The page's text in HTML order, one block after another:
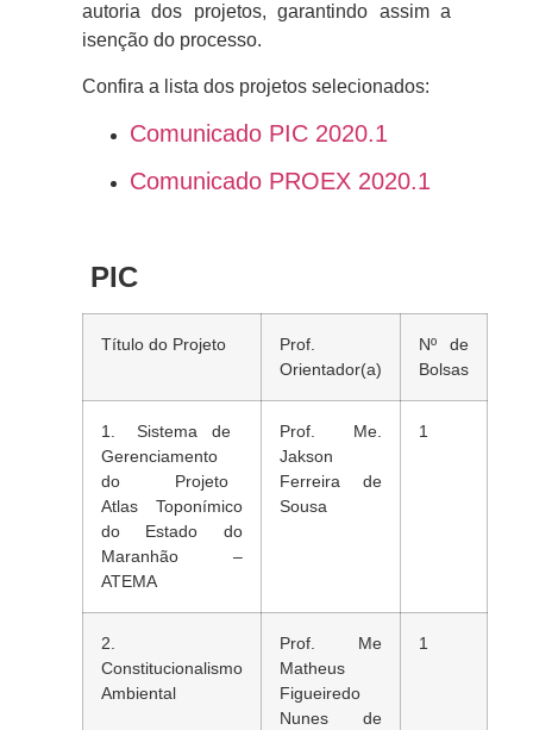
autoria dos projetos, garantindo assim a
isenção do processo.
Confira a lista dos projetos selecionados:
Comunicado PIC 2020.1
Comunicado PROEX 2020.1
PIC
Título do Projeto
Prof.
Orientador(a)
Nº de
Bolsas
1. Sistema de
Gerenciamento
do Projeto
Atlas Toponímico
do Estado do
Maranhão –
ATEMA
Prof. Me.
Jakson
Ferreira de
Sousa
1
2.
Constitucionalismo
Ambiental
Prof. Me
Matheus
Figueiredo
Nunes de
1